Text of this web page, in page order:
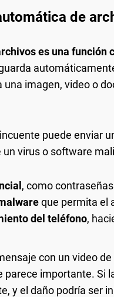
de
es una función
imagen, video o
puede enviar
virus o software
, como
que permita el
del teléfono,
con un video
parece importante. Si
y el daño podría ser